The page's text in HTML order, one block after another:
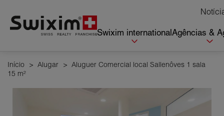
Swixim internationalAgências &
Início > Alugar > Aluguer Comercial local Sallenôves 1 sala
15 m²